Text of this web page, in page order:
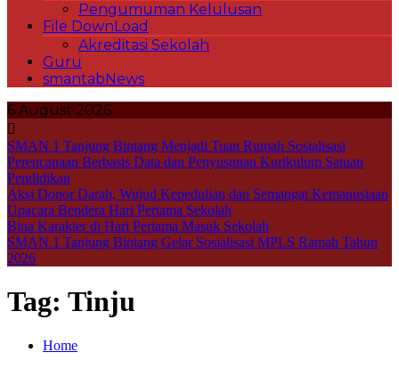
Pengumuman Kelulusan
File DownLoad
Akreditasi Sekolah
Guru
smantabNews
6 August 2026
SMAN 1 Tanjung Bintang Menjadi Tuan Rumah Sosialisasi
Perencanaan Berbasis Data dan Penyusunan Kurikulum Satuan
Pendidikan
Aksi Donor Darah, Wujud Kepedulian dan Semangat Kemanusiaan
Upacara Bendera Hari Pertama Sekolah
Bina Karakter di Hari Pertama Masuk Sekolah
SMAN 1 Tanjung Bintang Gelar Sosialisasi MPLS Ramah Tahun
2026
Tag: Tinju
Home